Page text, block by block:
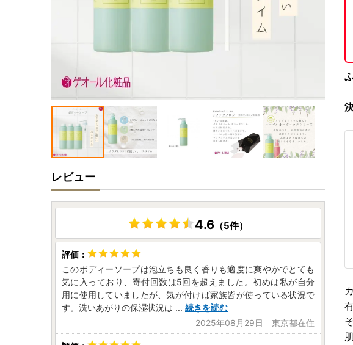
レビュー
4.6 （5件）
このボディーソープは泡立ちも良く香りも適度に爽やかでとても
気に入っており、寄付回数は5回を超えました。初めは私が自分
用に使用していましたが、気が付けば家族皆が使っている状況で
す。洗いあがりの保湿状況は ... 続きを読む
2025年08月29日 東京都在住